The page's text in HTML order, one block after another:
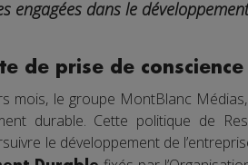
engagées dans le
de prise de conscience
mois, le groupe MontBlanc
durable. Cette politique de
le développement de